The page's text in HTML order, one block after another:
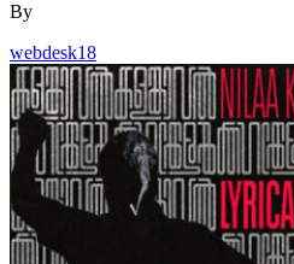
By
webdesk18